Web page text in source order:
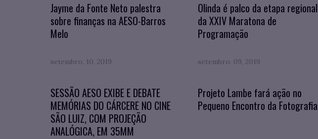
Jayme da Fonte Neto palestra
sobre finanças na AESO-Barros
Melo
setembro. 10, 2019
Olinda é palco da etapa regional
da XXIV Maratona de
Programação
setembro. 09, 2019
SESSÃO AESO EXIBE E DEBATE
MEMÓRIAS DO CÁRCERE NO CINE
SÃO LUIZ, COM PROJEÇÃO
ANALÓGICA, EM 35MM
Projeto Lambe fará ação no
Pequeno Encontro da Fotografia